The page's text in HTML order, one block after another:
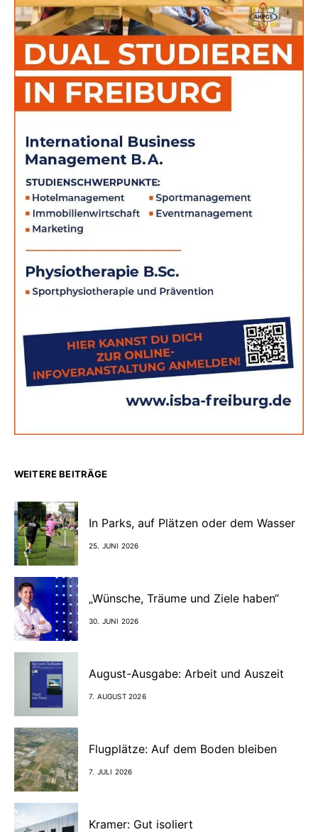
WEITERE BEITRÄGE
In Parks, auf Plätzen oder dem Wasser
25. JUNI 2026
„Wünsche, Träume und Ziele haben“
30. JUNI 2026
August-Ausgabe: Arbeit und Auszeit
7. AUGUST 2026
Flugplätze: Auf dem Boden bleiben
7. JULI 2026
Kramer: Gut isoliert